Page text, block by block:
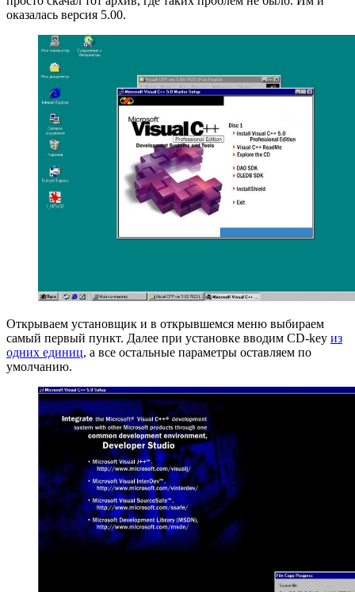
оказалась версия 5.00.
Открываем установщик и в открывшемся меню выбираем
самый первый пункт. Далее при установке вводим CD-key из
одних единиц, а все остальные параметры оставляем по
умолчанию.